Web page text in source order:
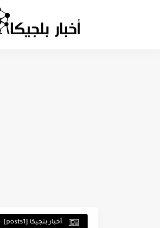
أخبار بلجيكا [posts1]